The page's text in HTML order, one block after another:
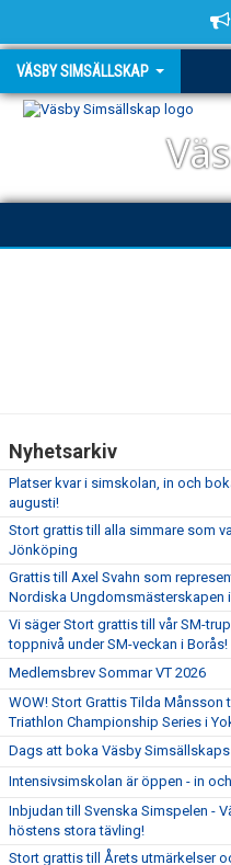
VÄSBY SIMSÄLLSKAP
TRIATHLON
KLUBBKLÄDER
Nyhetsarkiv
Platser kvar i simskolan, in och
augusti!
Stort grattis till alla simmare som
Jönköping
Grattis till Axel Svahn som
Nordiska Ungdomsmästerskapen
Vi säger Stort grattis till vår SM-
toppnivå under SM-veckan i Borås!
Medlemsbrev Sommar VT 2026
WOW! Stort Grattis Tilda Månsson
Triathlon Championship Series i
Dags att boka Väsby
Intensivsimskolan är öppen - in
Inbjudan till Svenska Simspelen -
höstens stora tävling!
Stort grattis till Årets utmärkelser